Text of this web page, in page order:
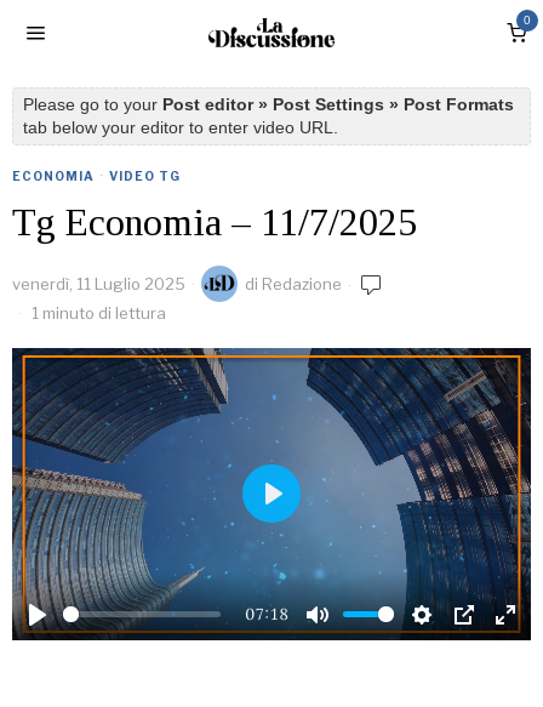
0
Please go to your Post editor » Post Settings » Post Formats
tab below your editor to enter video URL.
ECONOMIA · VIDEO TG
Tg Economia – 11/7/2025
venerdì, 11 Luglio 2025 di Redazione
1 minuto di lettura
PLAY
07:18
MUTE SETTINGS
PIP
PLAY